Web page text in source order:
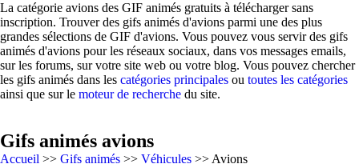
La catégorie avions des GIF animés gratuits à télécharger sans
inscription. Trouver des gifs animés d'avions parmi une des plus
grandes sélections de GIF d'avions. Vous pouvez vous servir des gifs
animés d'avions pour les réseaux sociaux, dans vos messages emails,
sur les forums, sur votre site web ou votre blog. Vous pouvez chercher
les gifs animés dans les catégories principales ou toutes les catégories
ainsi que sur le moteur de recherche du site.
Gifs animés avions
Accueil >> Gifs animés >> Véhicules >> Avions